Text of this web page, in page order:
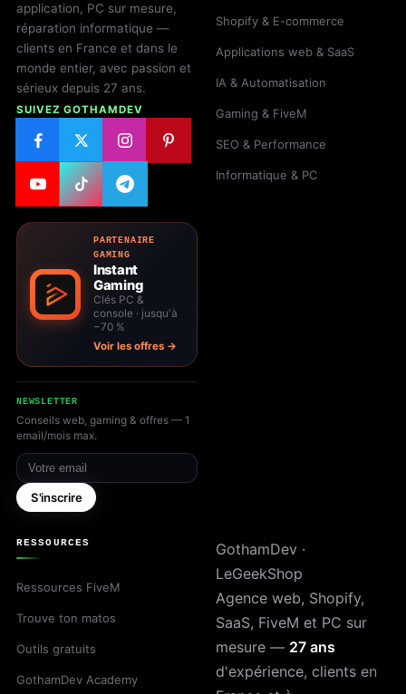
application, PC sur mesure,
réparation informatique —
clients en France et dans le
monde entier, avec passion et
sérieux depuis 27 ans.
SUIVEZ GOTHAMDEV
PARTENAIRE
GAMING
Instant
Gaming
Clés PC &
console · jusqu'à
−70 %
Voir les offres →
NEWSLETTER
Conseils web, gaming & offres — 1
email/mois max.
Votre email
S'inscrire
Shopify & E-commerce
Applications web & SaaS
IA & Automatisation
Gaming & FiveM
SEO & Performance
Informatique & PC
RESSOURCES
Ressources FiveM
Trouve ton matos
Outils gratuits
GothamDev Academy
GothamDev ·
LeGeekShop
Agence web, Shopify,
SaaS, FiveM et PC sur
mesure — 27 ans
d'expérience, clients en